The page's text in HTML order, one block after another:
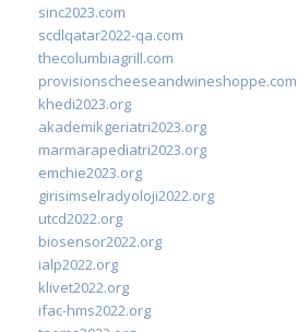
sinc2023.com
scdlqatar2022-qa.com
thecolumbiagrill.com
provisionscheeseandwineshoppe.com
khedi2023.org
akademikgeriatri2023.org
marmarapediatri2023.org
emchie2023.org
girisimselradyoloji2022.org
utcd2022.org
biosensor2022.org
ialp2022.org
klivet2022.org
ifac-hms2022.org